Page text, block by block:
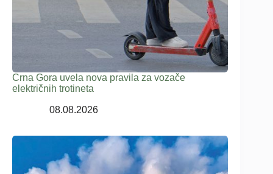
Crna Gora uvela nova pravila za vozače
električnih trotineta
08.08.2026